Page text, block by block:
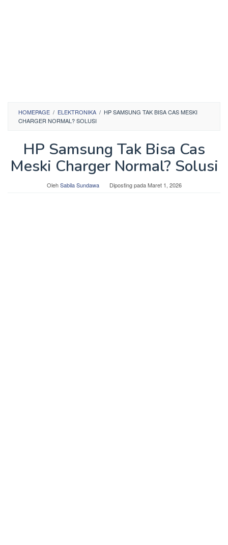
HOMEPAGE / ELEKTRONIKA / HP SAMSUNG TAK BISA CAS MESKI
CHARGER NORMAL? SOLUSI
HP Samsung Tak Bisa Cas
Meski Charger Normal? Solusi
OlehSabila Sundawa Diposting padaMaret 1, 2026